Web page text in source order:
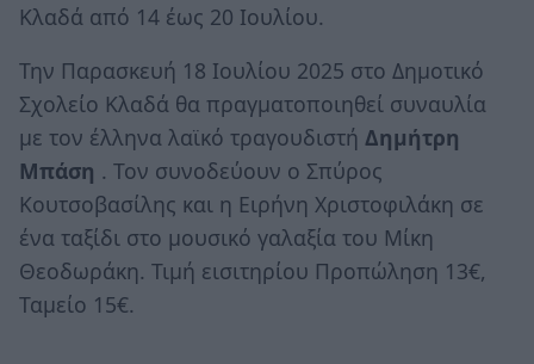
Κλαδά από 14 έως 20 Ιουλίου.
Την Παρασκευή 18 Ιουλίου 2025 στο Δημοτικό
Σχολείο Κλαδά θα πραγματοποιηθεί συναυλία
με τον έλληνα λαϊκό τραγουδιστή Δημήτρη
Μπάση . Τον συνοδεύουν ο Σπύρος
Κουτσοβασίλης και η Ειρήνη Χριστοφιλάκη σε
ένα ταξίδι στο μουσικό γαλαξία του Μίκη
Θεοδωράκη. Τιμή εισιτηρίου Προπώληση 13€,
Ταμείο 15€.